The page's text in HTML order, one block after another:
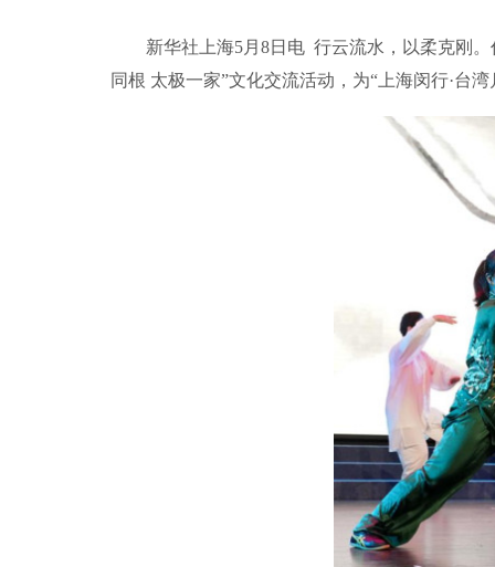
新华社上海5月8日电 行云流水，以柔克刚。
同根 太极一家”文化交流活动，为“上海闵行·台